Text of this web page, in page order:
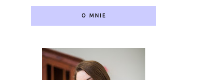
O MNIE